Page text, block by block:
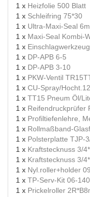
1 x Heizfolie 500 Blatt
1 x Schleifring 75*30
1 x Ultra-Maxi-Seal
1 x Maxi-Seal Kombi-
1 x
1 x DP-APB 6-5
1 x DP-APB 3-10
1 x PKW-Ventil
1 x CU-Spray/
1 x TT15 Pneum Öl/
1 x Reifendruckprüfer
1 x Profiltiefenlehre,
1 x Rollmaßband-
1 x Polsterplatte TJP-
1 x Kraftstecknuss 3/
1 x Kraftstecknuss 3/
1 x Nyl.roller+holder
1 x TP-Serv-Kit 06-
1 x Prickelroller